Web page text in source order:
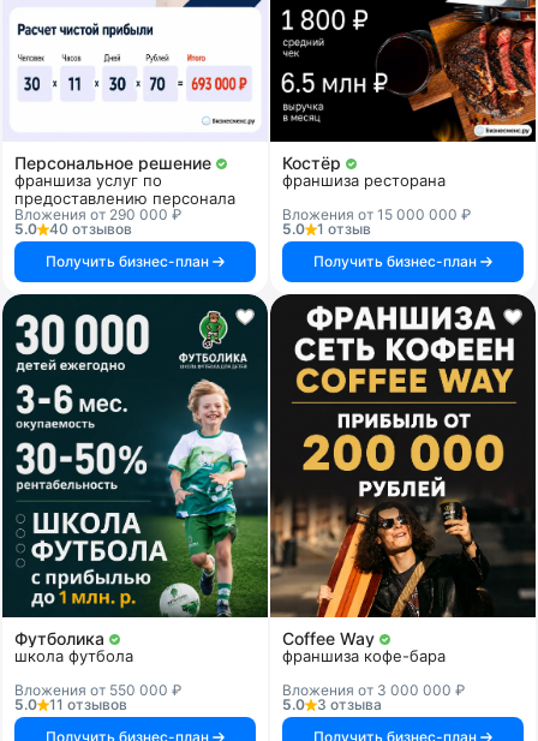
Персональное решение
франшиза услуг по
предоставлению персонала
Вложения от 290 000 ₽
5.0
40 отзывов
Получить бизнес-план
Костёр
франшиза ресторана
Вложения от 15 000 000 ₽
5.0
1 отзыв
Получить бизнес-план
Футболика
школа футбола
Вложения от 550 000 ₽
5.0
11 отзывов
Получить бизнес-план
Coffee Way
франшиза кофе-бара
Вложения от 3 000 000 ₽
5.0
3 отзыва
Получить бизнес-план